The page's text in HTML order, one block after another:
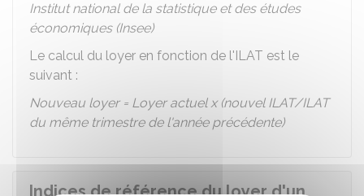
Institut national de la statistique et des études
économiques (Insee)
Le calcul du loyer en fonction de l'ILAT est le
suivant :
Nouveau loyer = Loyer actuel x (nouvel ILAT/ILAT
du même trimestre de l'année précédente)
Indices de référence du loyer d'un